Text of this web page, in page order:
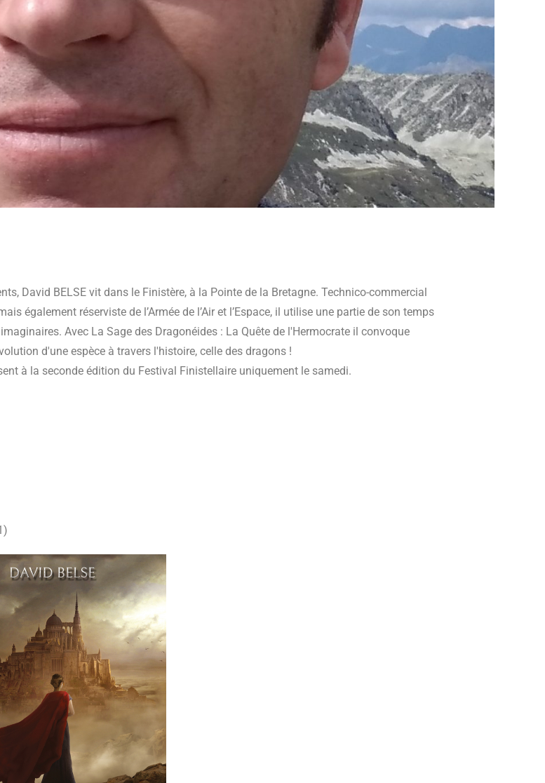
David BELSE vit dans le Finistère, à la Pointe de la Bretagne. Technico-commercial
également réserviste de l’Armée de l’Air et l’Espace, il utilise une partie de son temps
Avec La Sage des Dragonéides : La Quête de l'Hermocrate il convoque
d'une espèce à travers l'histoire, celle des dragons !
à la seconde édition du Festival Finistellaire uniquement le samedi.